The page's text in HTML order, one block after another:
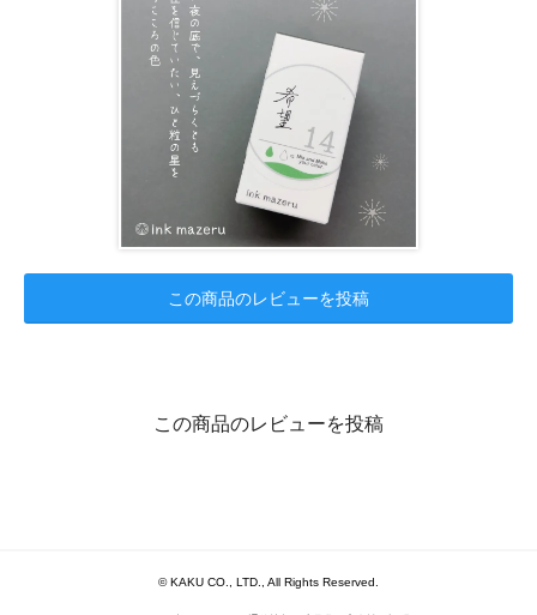
この商品のレビューを投稿
この商品のレビューを投稿
© KAKU CO., LTD., All Rights Reserved.